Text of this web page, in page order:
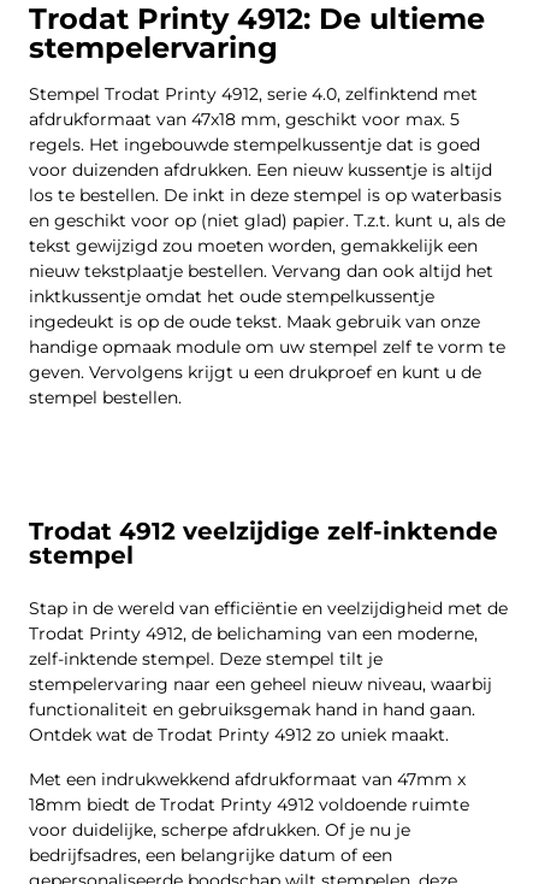
Trodat Printy 4912: De ultieme
stempelervaring
Stempel Trodat Printy 4912, serie 4.0, zelfinktend met
afdrukformaat van 47x18 mm, geschikt voor max. 5
regels. Het ingebouwde stempelkussentje dat is goed
voor duizenden afdrukken. Een nieuw kussentje is altijd
los te bestellen. De inkt in deze stempel is op waterbasis
en geschikt voor op (niet glad) papier. T.z.t. kunt u, als de
tekst gewijzigd zou moeten worden, gemakkelijk een
nieuw tekstplaatje bestellen. Vervang dan ook altijd het
inktkussentje omdat het oude stempelkussentje
ingedeukt is op de oude tekst. Maak gebruik van onze
handige opmaak module om uw stempel zelf te vorm te
geven. Vervolgens krijgt u een drukproef en kunt u de
stempel bestellen.
Trodat 4912 veelzijdige zelf-inktende
stempel
Stap in de wereld van efficiëntie en veelzijdigheid met de
Trodat Printy 4912, de belichaming van een moderne,
zelf-inktende stempel. Deze stempel tilt je
stempelervaring naar een geheel nieuw niveau, waarbij
functionaliteit en gebruiksgemak hand in hand gaan.
Ontdek wat de Trodat Printy 4912 zo uniek maakt.
Met een indrukwekkend afdrukformaat van 47mm x
18mm biedt de Trodat Printy 4912 voldoende ruimte
voor duidelijke, scherpe afdrukken. Of je nu je
bedrijfsadres, een belangrijke datum of een